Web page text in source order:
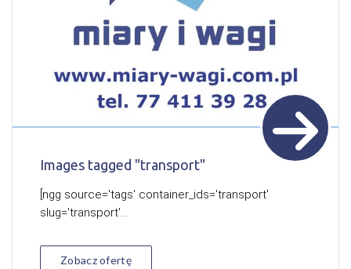
Images tagged "transport"
[ngg source='tags' container_ids='transport'
slug='transport'...
Zobacz ofertę